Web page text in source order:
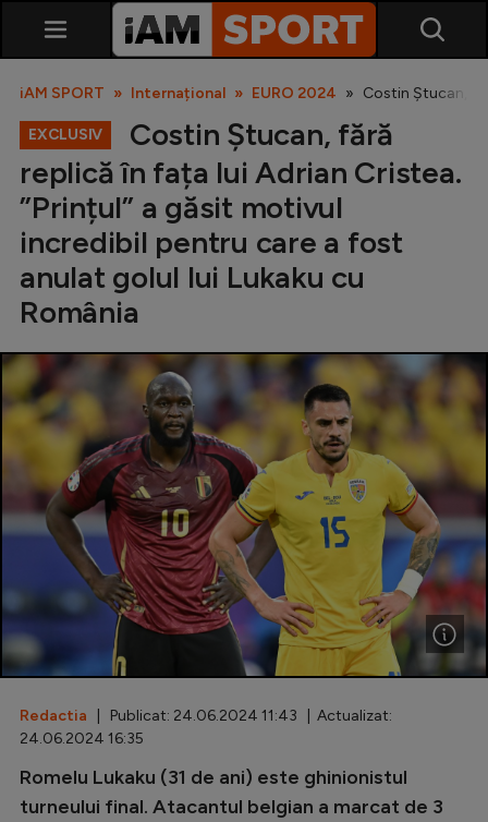
SuperLiga
Liga 2
Cupa României
Echipa Națională
U21
Fotbal feminin
Special
Diverse
Inedit
Champions League
Europa League
iAM SPORT Internațional EURO 2024 Costin Ștucan,
EXCLUSIV
Costin Ștucan, fără
replică în fața lui Adrian Cristea.
”Prințul” a găsit motivul
incredibil pentru care a fost
anulat golul lui Lukaku cu
România
Redactia | Publicat: 24.06.2024 11:43 | Actualizat:
24.06.2024 16:35
Romelu Lukaku (31 de ani) este ghinionistul
turneului final. Atacantul belgian a marcat de 3